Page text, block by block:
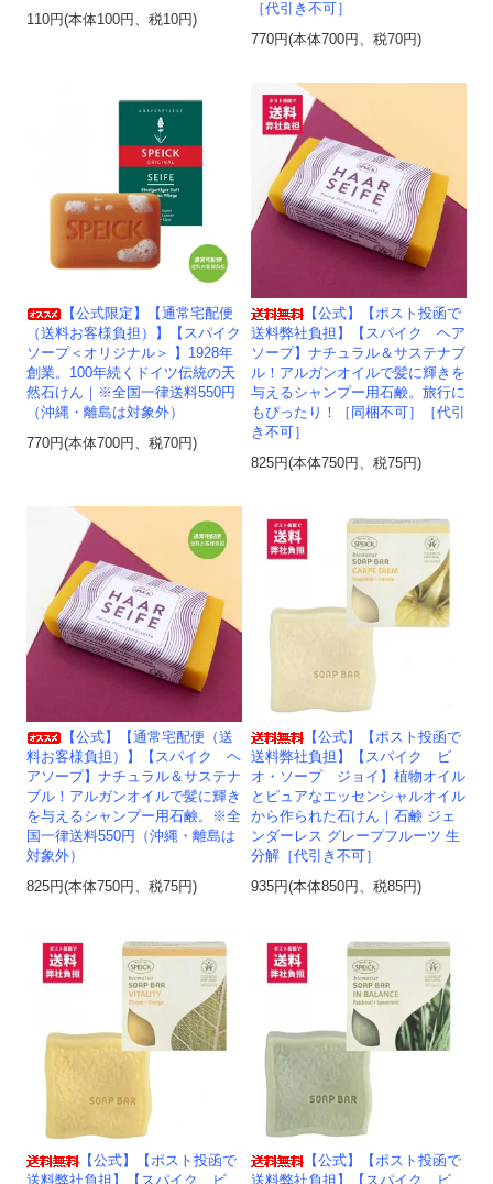
110円(本体100円、税10円)
［代引き不可］
770円(本体700円、税70円)
【公式限定】【通常宅配便
（送料お客様負担）】【スパイク
ソープ＜オリジナル＞ 】1928年
創業。100年続くドイツ伝統の天
然石けん｜※全国一律送料550円
（沖縄・離島は対象外）
770円(本体700円、税70円)
【公式】【ポスト投函で
送料弊社負担】【スパイク ヘア
ソープ】ナチュラル＆サステナブ
ル！アルガンオイルで髪に輝きを
与えるシャンプー用石鹸。旅行に
もぴったり！［同梱不可］［代引
き不可］
825円(本体750円、税75円)
【公式】【通常宅配便（送
料お客様負担）】【スパイク ヘ
アソープ】ナチュラル＆サステナ
ブル！アルガンオイルで髪に輝き
を与えるシャンプー用石鹸。※全
国一律送料550円（沖縄・離島は
対象外）
825円(本体750円、税75円)
【公式】【ポスト投函で
送料弊社負担】【スパイク ビ
オ・ソープ ジョイ】植物オイル
とピュアなエッセンシャルオイル
から作られた石けん｜石鹸 ジェ
ンダーレス グレープフルーツ 生
分解［代引き不可］
935円(本体850円、税85円)
【公式】【ポスト投函で
【公式】【ポスト投函で